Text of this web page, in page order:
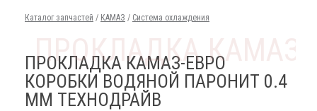
Каталог запчастей / КАМАЗ / Система охлаждения
ПРОКЛАДКА КАМАЗ-ЕВРО
КОРОБКИ ВОДЯНОЙ ПАРОНИТ 0.4
ММ ТЕХНОДРАЙВ